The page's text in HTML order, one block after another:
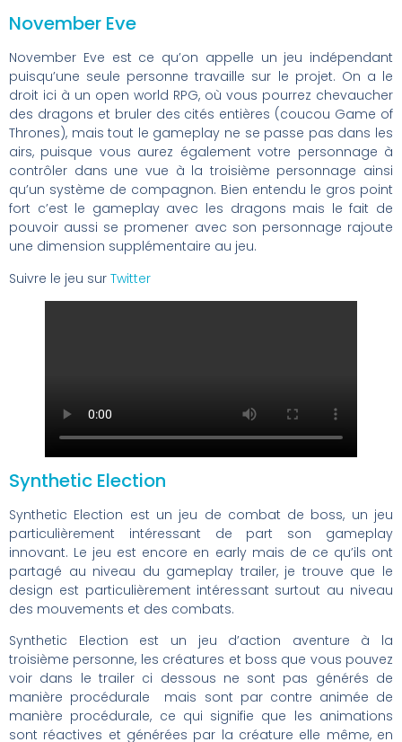
November Eve
November Eve est ce qu’on appelle un jeu indépendant
puisqu’une seule personne travaille sur le projet. On a le
droit ici à un open world RPG, où vous pourrez chevaucher
des dragons et bruler des cités entières (coucou Game of
Thrones), mais tout le gameplay ne se passe pas dans les
airs, puisque vous aurez également votre personnage à
contrôler dans une vue à la troisième personnage ainsi
qu’un système de compagnon. Bien entendu le gros point
fort c’est le gameplay avec les dragons mais le fait de
pouvoir aussi se promener avec son personnage rajoute
une dimension supplémentaire au jeu.
Suivre le jeu sur Twitter
Synthetic Election
Synthetic Election est un jeu de combat de boss, un jeu
particulièrement intéressant de part son gameplay
innovant. Le jeu est encore en early mais de ce qu’ils ont
partagé au niveau du gameplay trailer, je trouve que le
design est particulièrement intéressant surtout au niveau
des mouvements et des combats.
Synthetic Election est un jeu d’action aventure à la
troisième personne, les créatures et boss que vous pouvez
voir dans le trailer ci dessous ne sont pas générés de
manière procédurale mais sont par contre animée de
manière procédurale, ce qui signifie que les animations
sont réactives et générées par la créature elle même, en